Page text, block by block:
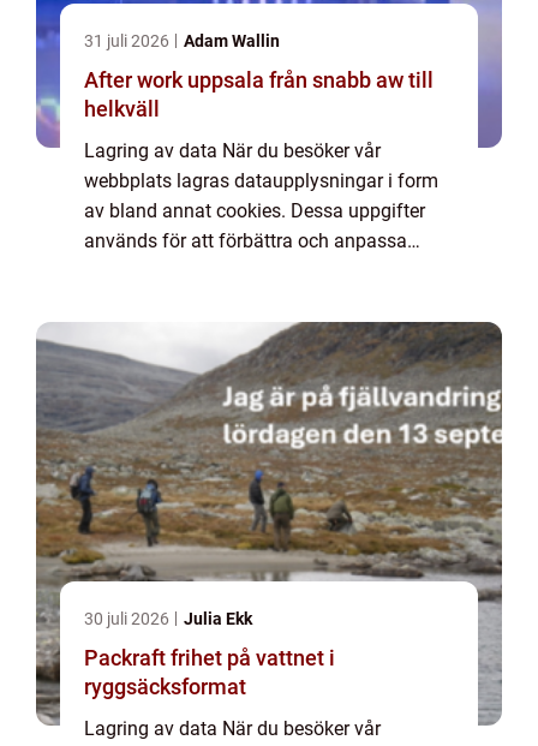
31 juli 2026 Adam Wallin
After work uppsala från snabb aw till
helkväll
Lagring av data När du besöker vår
webbplats lagras dataupplysningar i form
av bland annat cookies. Dessa uppgifter
används för att förbättra och anpassa
30 juli 2026 Julia Ekk
Packraft frihet på vattnet i
ryggsäcksformat
Lagring av data När du besöker vår